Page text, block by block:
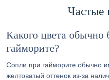
Частые
Какого цвета
гайморите?
Сопли при гайморите обычно
желтоватый оттенок из-за